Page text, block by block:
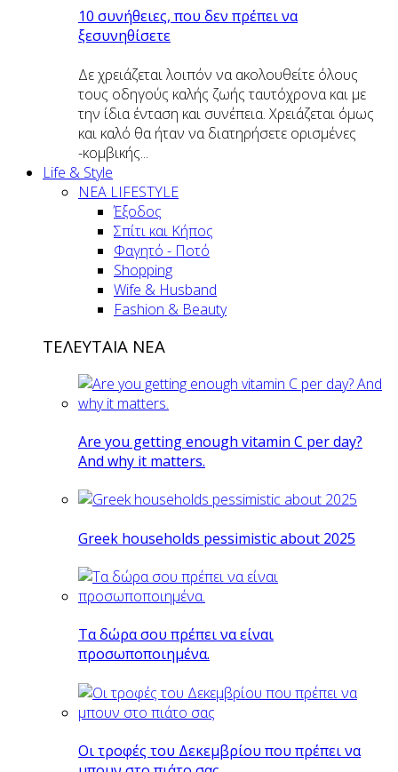
10 συνήθειες, που δεν πρέπει να
ξεσυνηθίσετε
Δε χρειάζεται λοιπόν να ακολουθείτε όλους
τους οδηγούς καλής ζωής ταυτόχρονα και με
την ίδια ένταση και συνέπεια. Χρειάζεται όμως
και καλό θα ήταν να διατηρήσετε ορισμένες
-κομβικής...
Life & Style
ΝΕΑ LIFESTYLE
Έξοδος
Σπίτι και Κήπος
Φαγητό - Ποτό
Shopping
Wife & Husband
Fashion & Beauty
ΤΕΛΕΥΤΑΙΑ ΝΕΑ
Are you getting enough vitamin C per day?
And why it matters.
Greek households pessimistic about 2025
Tα δώρα σου πρέπει να είναι
προσωποποιημένα.
Οι τροφές του Δεκεμβρίου που πρέπει να